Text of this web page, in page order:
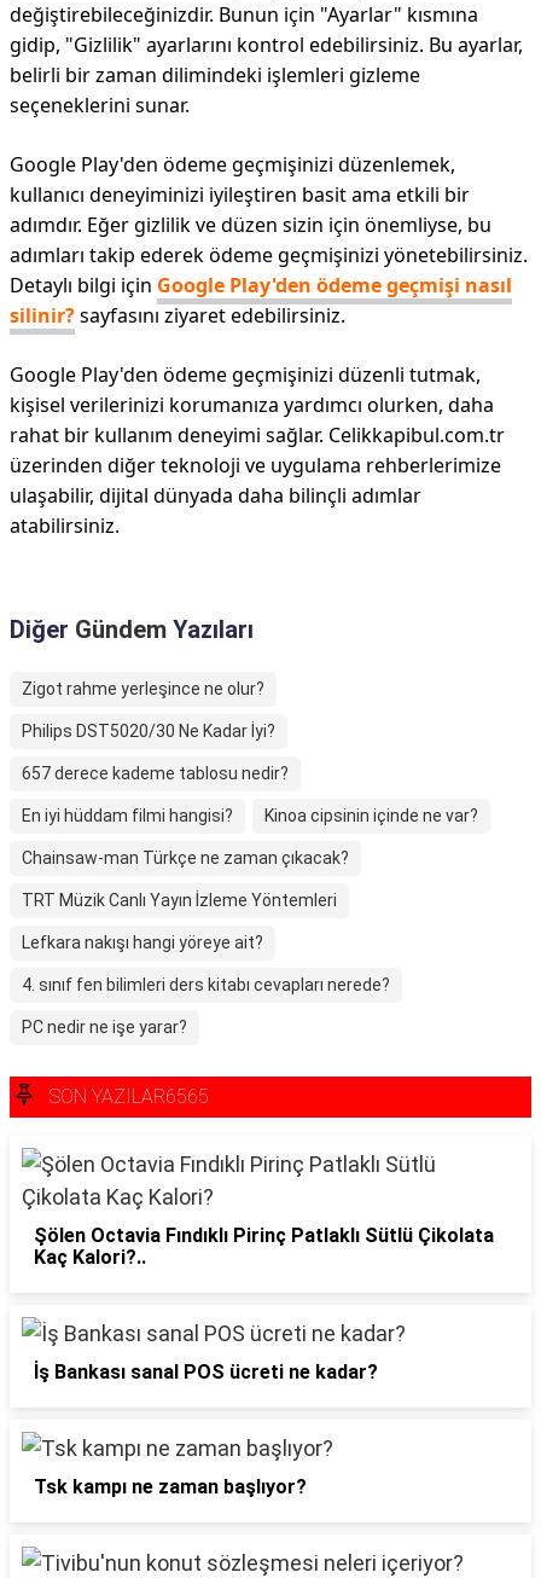
değiştirebileceğinizdir. Bunun için "Ayarlar" kısmına
gidip, "Gizlilik" ayarlarını kontrol edebilirsiniz. Bu ayarlar,
belirli bir zaman dilimindeki işlemleri gizleme
seçeneklerini sunar.
Google Play'den ödeme geçmişinizi düzenlemek,
kullanıcı deneyiminizi iyileştiren basit ama etkili bir
adımdır. Eğer gizlilik ve düzen sizin için önemliyse, bu
adımları takip ederek ödeme geçmişinizi yönetebilirsiniz.
Detaylı bilgi için Google Play'den ödeme geçmişi nasıl
silinir?sayfasını ziyaret edebilirsiniz.
Google Play'den ödeme geçmişinizi düzenli tutmak,
kişisel verilerinizi korumanıza yardımcı olurken, daha
rahat bir kullanım deneyimi sağlar. Celikkapibul.com.tr
üzerinden diğer teknoloji ve uygulama rehberlerimize
ulaşabilir, dijital dünyada daha bilinçli adımlar
atabilirsiniz.
Diğer Gündem Yazıları
Zigot rahme yerleşince ne olur?
Philips DST5020/30 Ne Kadar İyi?
657 derece kademe tablosu nedir?
En iyi hüddam filmi hangisi? Kinoa cipsinin içinde ne var?
Chainsaw-man Türkçe ne zaman çıkacak?
TRT Müzik Canlı Yayın İzleme Yöntemleri
Lefkara nakışı hangi yöreye ait?
4. sınıf fen bilimleri ders kitabı cevapları nerede?
PC nedir ne işe yarar?
SON YAZILAR6565
Şölen Octavia Fındıklı Pirinç Patlaklı Sütlü Çikolata
Kaç Kalori?..
İş Bankası sanal POS ücreti ne kadar?
Tsk kampı ne zaman başlıyor?